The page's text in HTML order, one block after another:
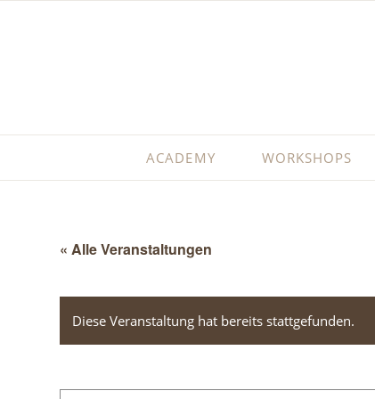
ACADEMY WORKSHOPS
« Alle Veranstaltungen
Diese Veranstaltung hat bereits stattgefunden.